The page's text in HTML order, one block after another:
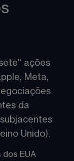
ações
Meta,
da
Unido).
EUA